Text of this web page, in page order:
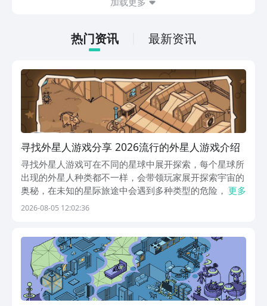
接就可以下载。游戏的上手门槛还是比较
打发无聊的时间，可玩性真的比较高。
热门资讯 最新资讯
寻找外星人游戏分享 2026流行的外星人游戏介绍
寻找外星人游戏可在不同的星球中展开探索，每个星球所
出现的外星人种类都不一样，会带领玩家展开探索宇宙的
奥秘，在未知的星际旅途中会遇到多种类型的危险，需要
控制角色巧妙利用自身的技能和战术，才能对抗邪恶的势
戏，...
更多
2026-08-05 12:02:36